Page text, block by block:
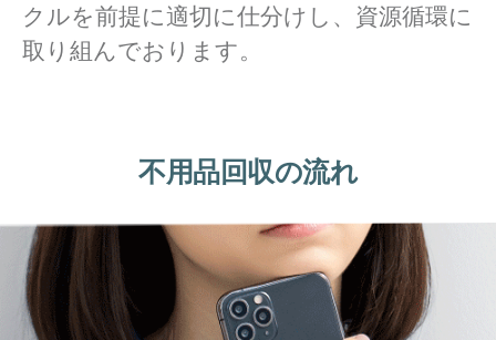
クルを前提に適切に仕分けし、資源循環に
取り組んでおります。
不用品回収の流れ